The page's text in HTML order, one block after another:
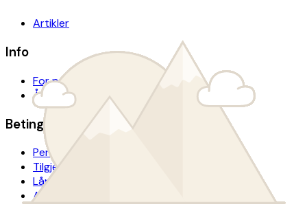
Artikler
Info
For presse
Årsrapport
Betingelser
Personvern
Tilgjengelighetserklæring
Lånevilkår
Avtalevilkår donasjon